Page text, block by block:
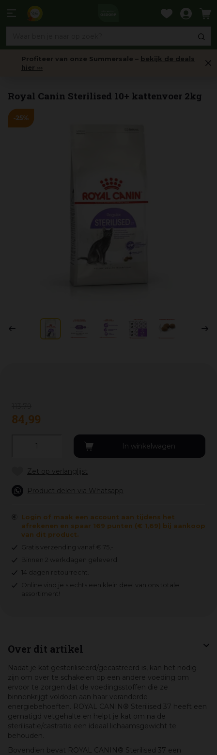
naar
Profiteer van onze Summersale – bekijk de deals
hier ›››
Royal Canin Sterilised 10+ kattenvoer 2kg
84,99
Product delen via Whatsapp
Login of maak een account aan tijdens het
afrekenen en spaar 169 punten (€ 1,69) bij aankoop
van dit product.
Gratis verzending vanaf € 75,-
Binnen 2 werkdagen geleverd.
14 dagen retourrecht.
Online vind je slechts een klein deel van ons totale
assortiment!
Over dit artikel
Nadat je kat gesteriliseerd/gecastreerd is, kan het nodig
zijn om over te schakelen op een andere voeding om
ervoor te zorgen dat de voedingsstoffen die ze
binnenkrijgt voldoen aan haar veranderde
energiebehoeften. ROYAL CANIN® Sterilised 37 heeft een
gematigd vetgehalte en helpt je kat om na de
sterilisatie/castratie een ideaal lichaamsgewicht te
behouden.
Bovendien bevat ROYAL CANIN® Sterilised 37 een